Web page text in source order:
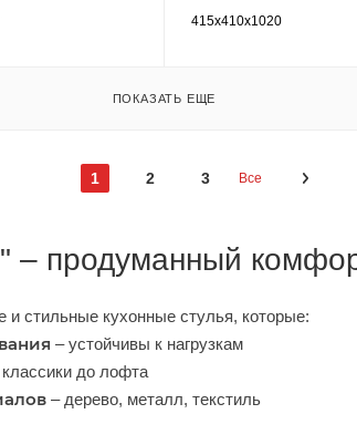
415х410х1020
ПОКАЗАТЬ ЕЩЕ
1 2 3 Все
– продуманный
стильные кухонные стулья, которые:
– устойчивы к нагрузкам
классики до лофта
– дерево, металл, текстиль